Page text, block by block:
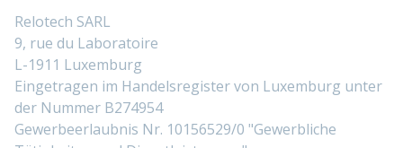
Relotech SARL
9, rue du Laboratoire
L-1911 Luxemburg
Eingetragen im Handelsregister von Luxemburg unter
der Nummer B274954
Gewerbeerlaubnis Nr. 10156529/0 "Gewerbliche